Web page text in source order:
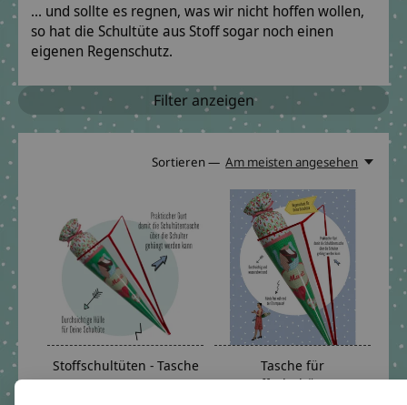
... und sollte es regnen, was wir nicht hoffen wollen,
so hat die Schultüte aus Stoff sogar noch einen
eigenen Regenschutz.
Filter anzeigen
Sortieren — Am meisten angesehen
Stoffschultüten - Tasche
Tasche für
Stoffschultüten ,